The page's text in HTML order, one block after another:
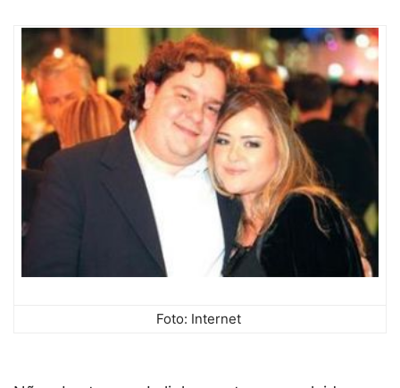
Foto: Internet